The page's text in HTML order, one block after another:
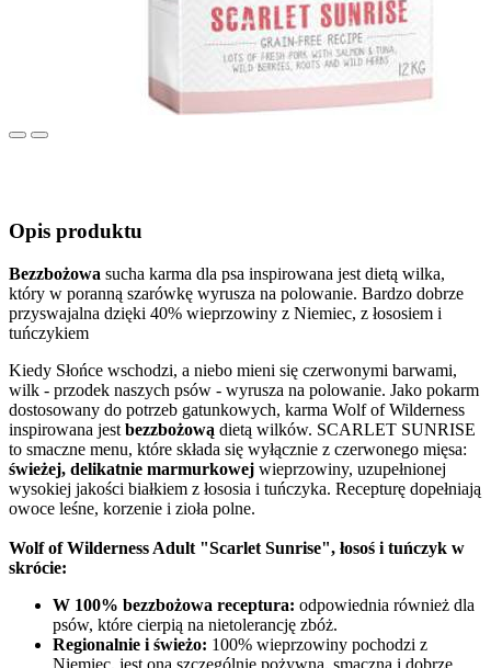
Previous
Next
Opis produktu
Bezzbożowa sucha karma dla psa inspirowana jest dietą wilka,
który w poranną szarówkę wyrusza na polowanie. Bardzo dobrze
przyswajalna dzięki 40% wieprzowiny z Niemiec, z łososiem i
tuńczykiem
Kiedy Słońce wschodzi, a niebo mieni się czerwonymi barwami,
wilk - przodek naszych psów - wyrusza na polowanie. Jako pokarm
dostosowany do potrzeb gatunkowych, karma Wolf of Wilderness
inspirowana jest bezzbożową dietą wilków. SCARLET SUNRISE
to smaczne menu, które składa się wyłącznie z czerwonego mięsa:
świeżej, delikatnie marmurkowej wieprzowiny, uzupełnionej
wysokiej jakości białkiem z łososia i tuńczyka. Recepturę dopełniają
owoce leśne, korzenie i zioła polne.
Wolf of Wilderness Adult "Scarlet Sunrise", łosoś i tuńczyk w
skrócie:
W 100% bezzbożowa receptura: odpowiednia również dla
psów, które cierpią na nietolerancję zbóż.
Regionalnie i świeżo: 100% wieprzowiny pochodzi z
Niemiec, jest ona szczególnie pożywna, smaczna i dobrze